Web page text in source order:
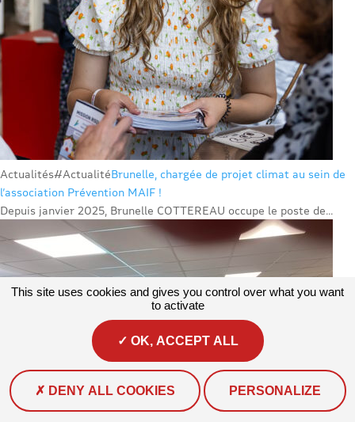
Actualités#ActualitéBrunelle, chargée de projet climat au sein de
l’association Prévention MAIF !
Depuis janvier 2025, Brunelle COTTEREAU occupe le poste de...
This site uses cookies and gives you control over what you want
to activate
OK, ACCEPT ALL
DENY ALL COOKIES PERSONALIZE